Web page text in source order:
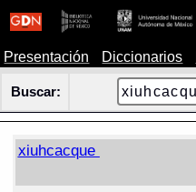
Presentación Diccionarios
Buscar:
xiuhcacque